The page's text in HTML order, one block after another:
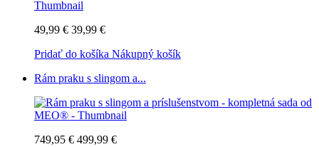
49,99 € 39,99 €
Pridať do košíka Nákupný košík
Rám praku s slingom a...
749,95 € 499,99 €